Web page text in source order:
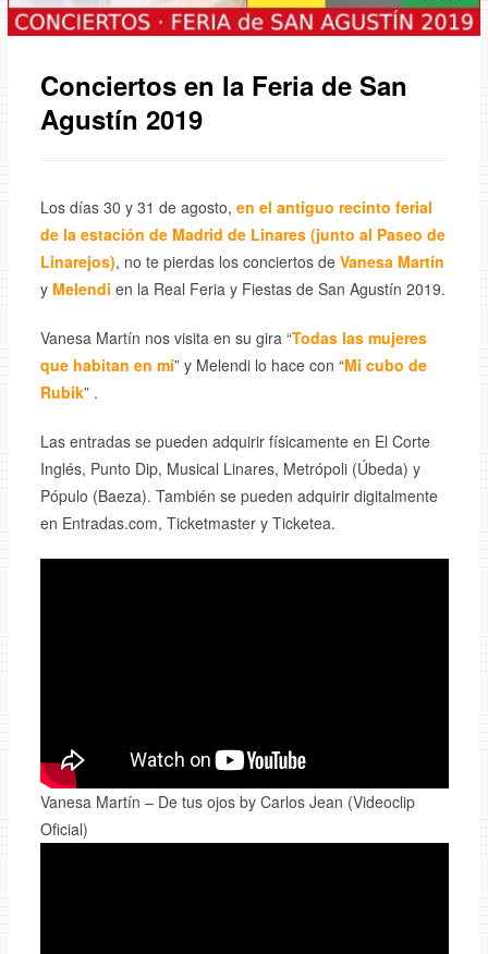
Conciertos en la Feria de San
Agustín 2019
Los días 30 y 31 de agosto, en el antiguo recinto ferial
de la estación de Madrid de Linares (junto al Paseo de
Linarejos), no te pierdas los conciertos de Vanesa Martín
y Melendi en la Real Feria y Fiestas de San Agustín 2019.
Vanesa Martín nos visita en su gira “Todas las mujeres
que habitan en mí” y Melendi lo hace con “Mi cubo de
Rubik” .
Las entradas se pueden adquirir físicamente en El Corte
Inglés, Punto Dip, Musical Linares, Metrópoli (Úbeda) y
Pópulo (Baeza). También se pueden adquirir digitalmente
en Entradas.com, Ticketmaster y Ticketea.
Vanesa Martín – De tus ojos by Carlos Jean (Videoclip
Oficial)